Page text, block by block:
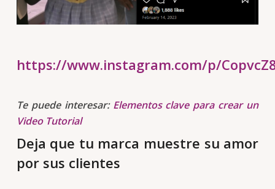
https://www.instagram.com/p/
Te puede interesar: Elementos clave para crear un
Video Tutorial
Deja que tu marca muestre su amor
por sus clientes